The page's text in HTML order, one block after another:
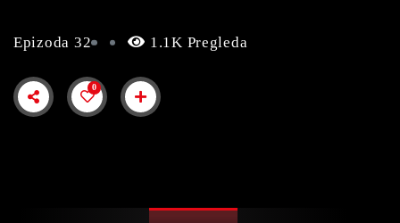
Epizoda 32 1.1K Pregleda
0